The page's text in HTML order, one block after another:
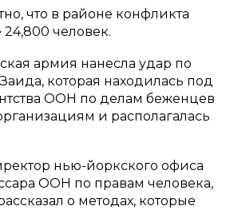
что в районе конфликта
человек.
армия нанесла удар по
которая находилась под
ООН по делам беженцев
и располагалась
нью-йоркского офиса
ООН по правам человека,
о методах, которые